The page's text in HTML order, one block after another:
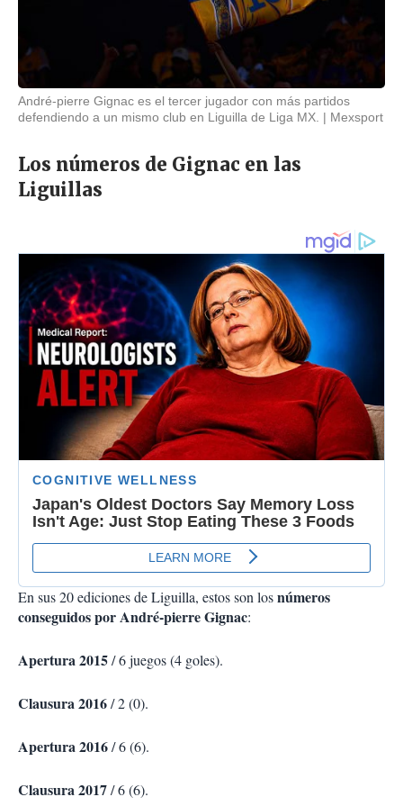
André-pierre Gignac es el tercer jugador con más partidos
defendiendo a un mismo club en Liguilla de Liga MX.
Mexsport
Los números de Gignac en las
Liguillas
En sus 20 ediciones de Liguilla, estos son losnúmeros
conseguidos por André-pierre Gignac:
Apertura 2015/ 6 juegos (4 goles).
Clausura 2016/ 2 (0).
Apertura 2016/ 6 (6).
Clausura 2017/ 6 (6).